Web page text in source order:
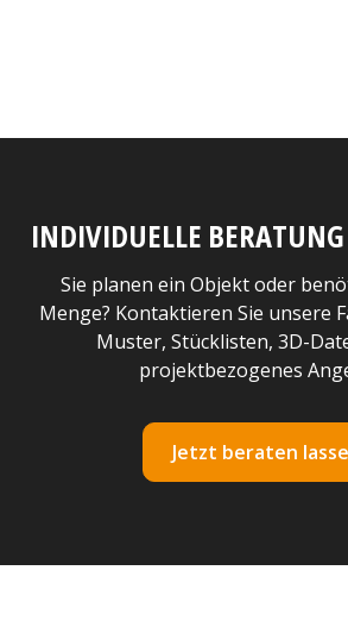
INDIVIDUELLE
Sie planen ein Objekt oder
Menge? Kontaktieren Sie unsere
Muster, Stücklisten, 3D-
projektbezogenes
Jetzt beraten